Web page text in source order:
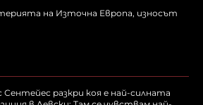
на Източна Европа, износът
Сентейес разкри коя е най-силната